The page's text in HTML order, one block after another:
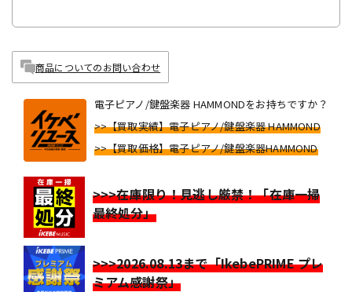
商品についてのお問い合わせ
電子ピアノ/鍵盤楽器 HAMMONDをお持ちですか？
>>【買取実績】電子ピアノ/鍵盤楽器 HAMMOND
>>【買取価格】電子ピアノ/鍵盤楽器HAMMOND
>>>在庫限り！見逃し厳禁！「在庫一掃
最終処分」
>>>2026.08.13まで「IkebePRIME プレ
ミアム感謝祭」